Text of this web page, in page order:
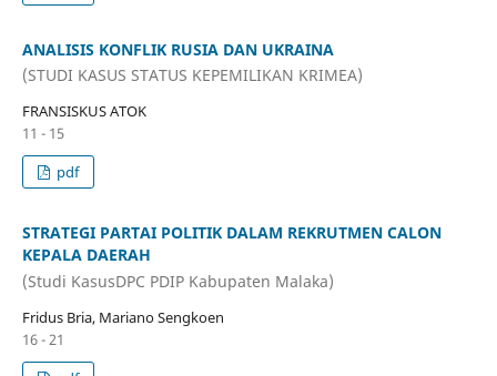
ANALISIS KONFLIK RUSIA DAN UKRAINA
(STUDI KASUS STATUS KEPEMILIKAN KRIMEA)
FRANSISKUS ATOK
11 - 15
pdf
STRATEGI PARTAI POLITIK DALAM REKRUTMEN CALON
KEPALA DAERAH
(Studi KasusDPC PDIP Kabupaten Malaka)
Fridus Bria, Mariano Sengkoen
16 - 21